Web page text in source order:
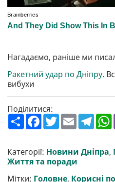
Нагадаємо, раніше ми
Ракетний удар по Дніпру.
вибухи
Поділитися:
П
о
ш
р
и
т
F
a
c
b
o
o
T
w
t
e
r
E
m
a
l
T
e
g
r
h
s
Категорії: Новини Дніпра,
Життя та поради
Мітки: Головне, Корисні